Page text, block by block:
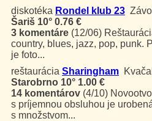
diskotéka Rondel klub 23
Šariš 10° 0.76 €
3 komentáre (12/06)
country, blues, jazz, pop, punk.
je foto...
reštaurácia Sharingham
Starobrno 10° 1.00 €
14 komentárov (4/10)
s príjemnou obsluhou je
s množstvom...